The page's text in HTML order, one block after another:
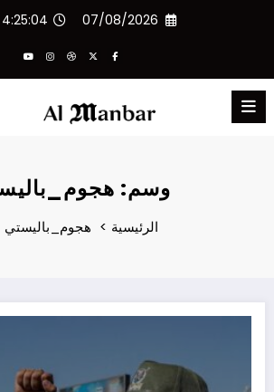
07/08/2026
4:25:04 PM
وسم:
الرئيسية هجوم_باليستي